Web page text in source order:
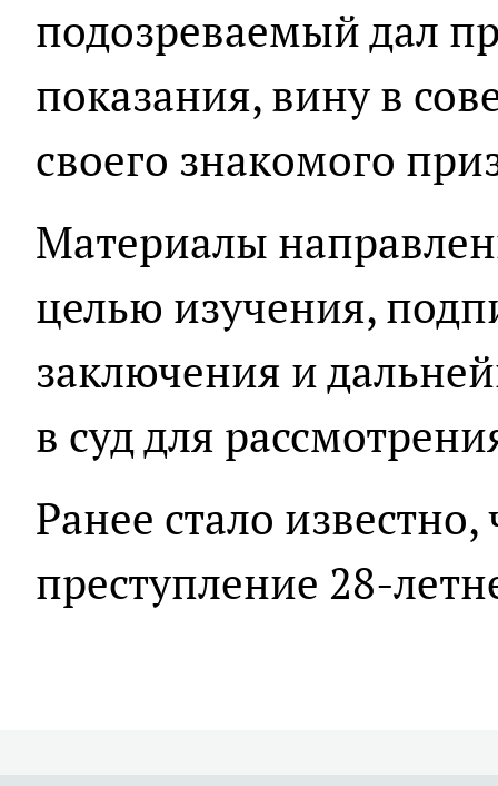
подозреваемый дал
показания, вину в
своего знакомого
Материалы
целью изучения,
заключения и
в суд для
Ранее стало
преступление 28-